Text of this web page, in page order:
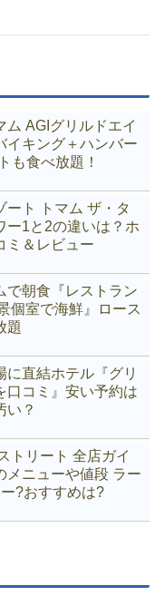
ム AGIグリルドエイ
イキング＋ハンバー
も食べ放題！
ート トマム ザ・タ
ー1と2の違いは？ホ
ミ＆レビュー
で朝食『レストラン
個室で海鮮』ロース
題
に直結ホテル『グリ
口コミ』安い予約は
い？
トリート 全店ガイ
メニューや値段 ラー
?おすすめは?